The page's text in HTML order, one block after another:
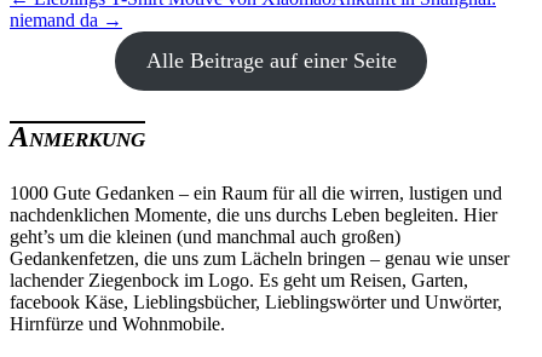
niemand da →
Alle Beitrage auf einer Seite
Anmerkung
1000 Gute Gedanken – ein Raum für all die wirren, lustigen und
nachdenklichen Momente, die uns durchs Leben begleiten. Hier
geht’s um die kleinen (und manchmal auch großen)
Gedankenfetzen, die uns zum Lächeln bringen – genau wie unser
lachender Ziegenbock im Logo. Es geht um Reisen, Garten,
facebook Käse, Lieblingsbücher, Lieblingswörter und Unwörter,
Hirnfürze und Wohnmobile.